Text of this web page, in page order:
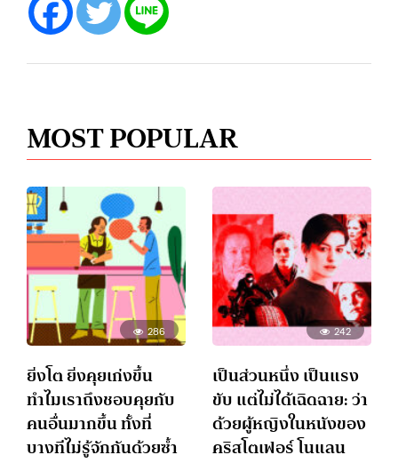
MOST POPULAR
286
ยิ่งโต ยิ่งคุยเก่งขึ้น
ทำไมเราถึงชอบคุยกับ
คนอื่นมากขึ้น ทั้งที่
บางทีไม่รู้จักกันด้วยซ้ำ
242
เป็นส่วนหนึ่ง เป็นแรง
ขับ แต่ไม่ได้เฉิดฉาย: ว่า
ด้วยผู้หญิงในหนังของ
คริสโตเฟอร์ โนแลน